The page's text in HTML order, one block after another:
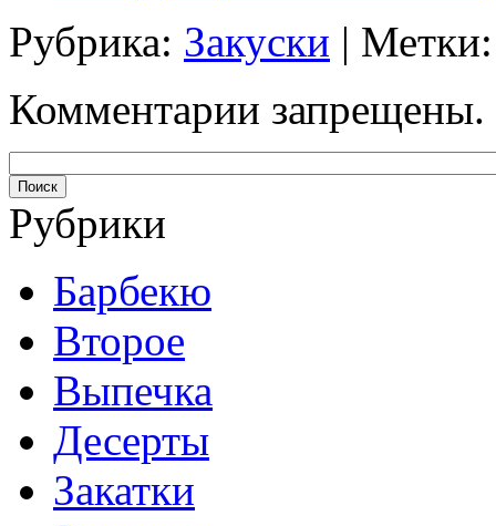
Рубрика: Закуски |
Комментарии запрещены.
Рубрики
Барбекю
Второе
Выпечка
Десерты
Закатки